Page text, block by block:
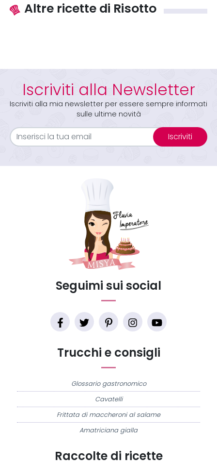
Altre ricette di Risotto
Iscriviti alla Newsletter
Iscriviti alla mia newsletter per essere sempre informati
sulle ultime novità
Iscriviti
Raccolte di ricette
Trucchi e consigli
Glossario gastronomico
Cavatelli
Frittata di maccheroni al salame
Amatriciana gialla
Seguimi sui social